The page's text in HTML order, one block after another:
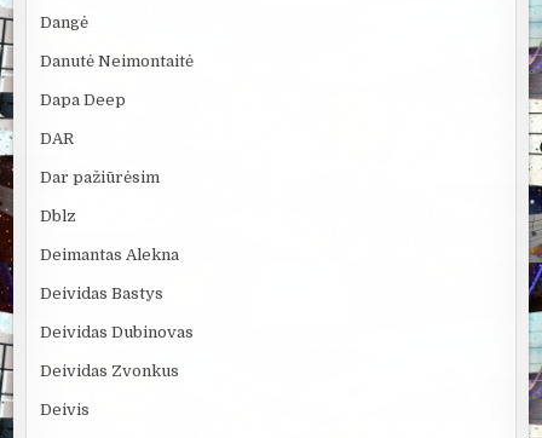
Dangė
Danutė Neimontaitė
Dapa Deep
DAR
Dar pažiūrėsim
Dblz
Deimantas Alekna
Deividas Bastys
Deividas Dubinovas
Deividas Zvonkus
Deivis